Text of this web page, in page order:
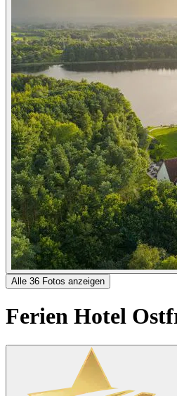
Alle 36 Fotos anzeigen
Ferien Hotel